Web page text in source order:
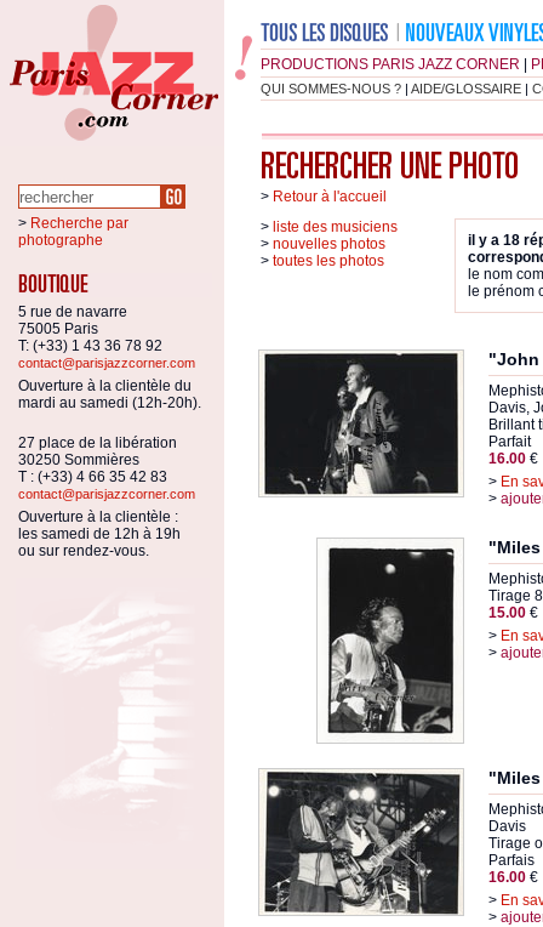
PRODUCTIONS PARIS JAZZ CORNER
QUI SOMMES-NOUS ? | AIDE/GLOSSAIRE |
> Recherche par
photographe
5 rue de navarre
75005 Paris
T: (+33) 1 43 36 78 92
contact@parisjazzcorner.com
Ouverture à la clientèle du
mardi au samedi (12h-20h).
27 place de la libération
30250 Sommières
T : (+33) 4 66 35 42 83
contact@parisjazzcorner.com
Ouverture à la clientèle :
les samedi de 12h à 19h
ou sur rendez-vous.
> Retour à l'accueil
> liste des musiciens
> nouvelles photos
> toutes les photos
il y a 18
le nom
le prénom
"John
Davis,
Brillant
Parfait
16.00 €
> En
>
Tirage
15.00 €
> En
>
Davis
Tirage
Parfais
16.00 €
> En
>